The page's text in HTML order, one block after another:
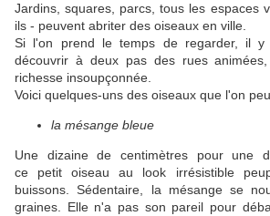
Jardins, squares, parcs, tous les espaces
ils - peuvent abriter des oiseaux en ville.
Si l'on prend le temps de regarder, il
découvrir à deux pas des rues
richesse insoupçonnée.
Voici quelques-uns des oiseaux que l'on
la mésange bleue
Une dizaine de centimètres pour une
ce petit oiseau au look irrésistible
buissons. Sédentaire, la mésange se
graines. Elle n'a pas son pareil pour